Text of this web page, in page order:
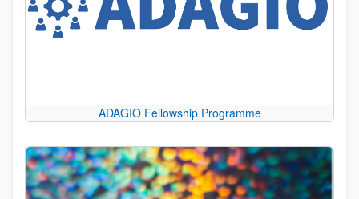
ADAGIO Fellowship Programme